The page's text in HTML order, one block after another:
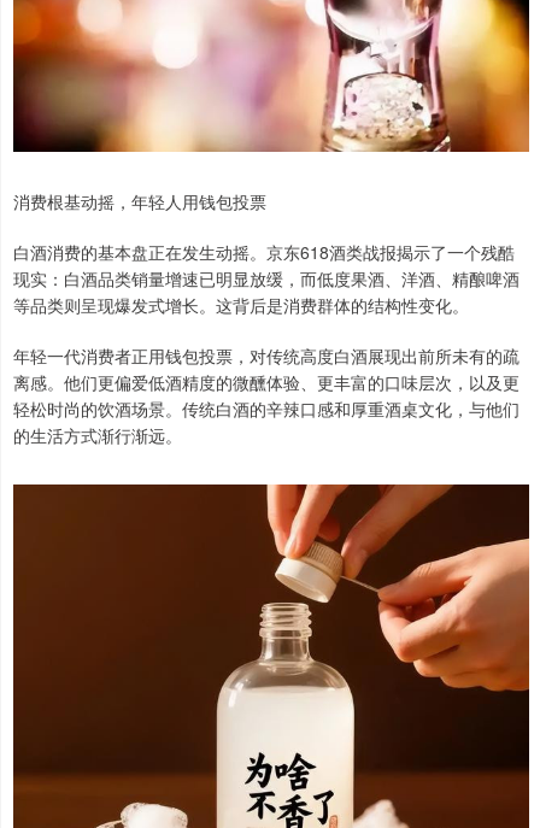
消费根基动摇，年轻人用钱包投票
白酒消费的基本盘正在发生动摇。京东618酒类战报揭示了一个残酷
现实：白酒品类销量增速已明显放缓，而低度果酒、洋酒、精酿啤酒
等品类则呈现爆发式增长。这背后是消费群体的结构性变化。
年轻一代消费者正用钱包投票，对传统高度白酒展现出前所未有的疏
离感。他们更偏爱低酒精度的微醺体验、更丰富的口味层次，以及更
轻松时尚的饮酒场景。传统白酒的辛辣口感和厚重酒桌文化，与他们
的生活方式渐行渐远。